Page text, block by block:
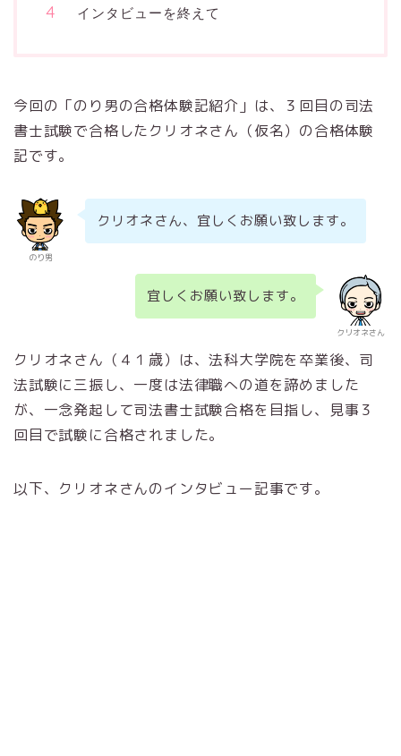
インタビューを終えて
今回の「のり男の合格体験記紹介」は、３回目の司法
書士試験で合格したクリオネさん（仮名）の合格体験
記です。
のり男
クリオネさん、宜しくお願い致します。
クリオネさん
宜しくお願い致します。
クリオネさん（４１歳）は、法科大学院を卒業後、司
法試験に三振し、一度は法律職への道を諦めました
が、一念発起して司法書士試験合格を目指し、見事３
回目で試験に合格されました。
以下、クリオネさんのインタビュー記事です。